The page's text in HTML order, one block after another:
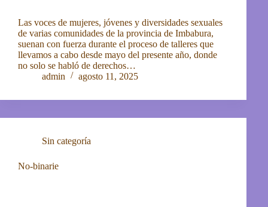
Las voces de mujeres, jóvenes y diversidades sexuales
de varias comunidades de la provincia de Imbabura,
suenan con fuerza durante el proceso de talleres que
llevamos a cabo desde mayo del presente año, donde
no solo se habló de derechos…
admin
agosto 11, 2025
Sin categoría
No-binarie